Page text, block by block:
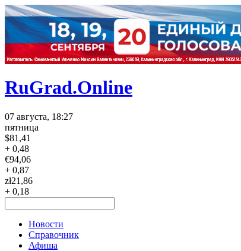
RuGrad.Online
07 августа, 18:27
пятница
$81,41
+ 0,48
€94,06
+ 0,87
zł21,86
+ 0,18
Новости
Справочник
Афиша